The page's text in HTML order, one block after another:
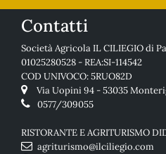
Contatti
Società Agricola IL CILIEGIO di
01025280528 - REA:SI-114542
COD UNIVOCO: 5RUO82D
Via Uopini 94 - 53035
0577/309055
RISTORANTE E AGRITURISMO
agriturismo@ilciliegio.com